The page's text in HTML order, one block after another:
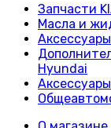
Запчасти
Масла и
Hyundai